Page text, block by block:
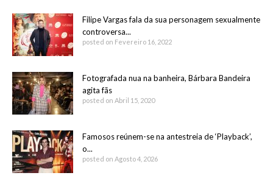
Filipe Vargas fala da sua personagem sexualmente
controversa...
posted on Fevereiro 16, 2022
Fotografada nua na banheira, Bárbara Bandeira
agita fãs
posted on Abril 15, 2020
Famosos reúnem-se na antestreia de ‘Playback’,
o...
posted on Agosto 4, 2026